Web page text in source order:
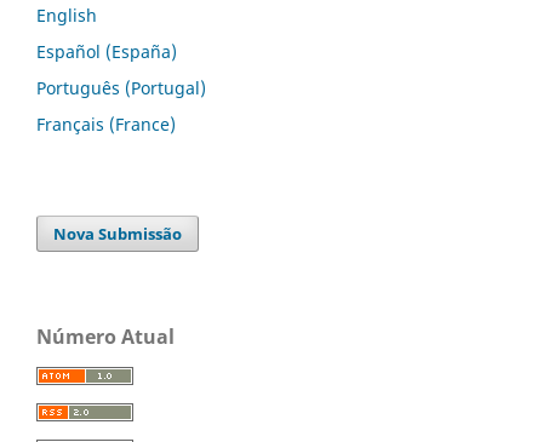
English
Español (España)
Português (Portugal)
Français (France)
Nova Submissão
Número Atual